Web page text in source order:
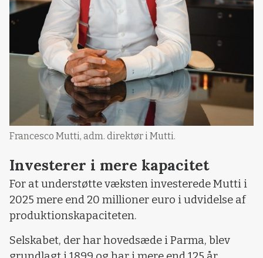
Francesco Mutti, adm. direktør i Mutti.
Investerer i mere kapacitet
For at understøtte væksten investerede Mutti i
2025 mere end 20 millioner euro i udvidelse af
produktionskapaciteten.
Selskabet, der har hovedsæde i Parma, blev